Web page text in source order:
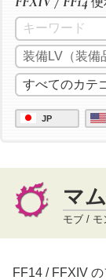
JP
マ
モブ / モ
FF14 / FFXIV